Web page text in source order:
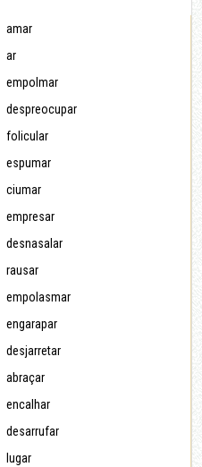
amar
ar
empolmar
despreocupar
folicular
espumar
ciumar
empresar
desnasalar
rausar
empolasmar
engarapar
desjarretar
abraçar
encalhar
desarrufar
lugar